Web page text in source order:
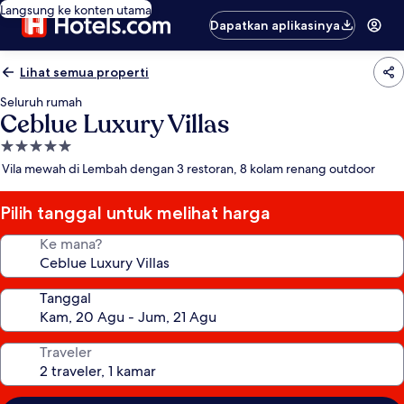
Langsung ke konten utama
Dapatkan aplikasinya
Lihat semua properti
Seluruh rumah
Ceblue Luxury Villas
Properti
bintang
Vila mewah di Lembah dengan 3 restoran, 8 kolam renang outdoor
Pilih tanggal untuk melihat harga
Ke mana?
Tanggal
Traveler